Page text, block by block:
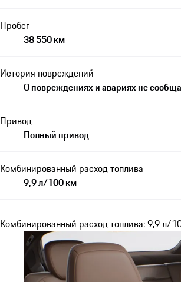
Пробег
38 550 км
История повреждений
О повреждениях и авариях не
Привод
Полный привод
Комбинированный расход топлива
9,9 л/100 км
Комбинированный расход топлива: 9,9 л/